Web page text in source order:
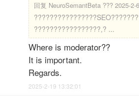
回复 NeuroSemantBeta ??? 2025-2-
?????????????????,? ...
Where is moderator??
It is important.
Regards.
2025-2-19 13:32:01